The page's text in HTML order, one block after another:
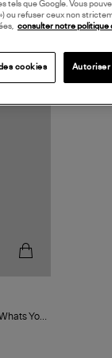
Your
que Google. Vous
ou refuser ceux non
consulter notre politique
cookies Autoriser